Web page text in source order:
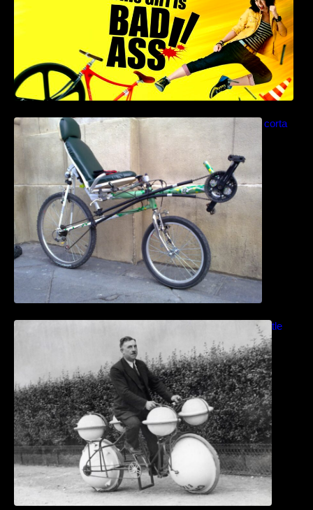
Como construir una bicicleta reclinada corta
paso a paso
Bicicletas anfibias: Del Cyclomer al Shuttle
Bike Kit